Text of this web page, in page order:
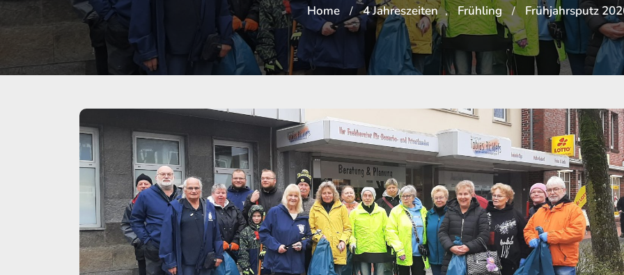
Home / 4 Jahreszeiten , Frühling / Frühjahrsputz